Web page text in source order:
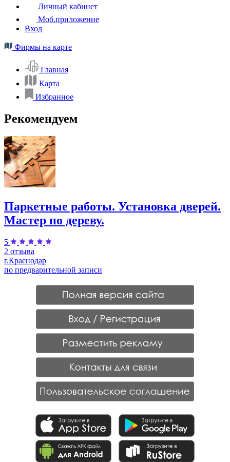
Личный кабинет
Моб.приложение
Вход
Фирмы на карте
Главная
Карта
Избранное
Рекомендуем
Паркетные работы. Установка дверей.
Мастер по дереву.
5
2 отзыва
г.Краснодар
по предварительной записи